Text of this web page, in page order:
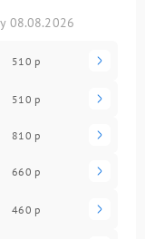
08.08.2026
510 р
510 р
810 р
660 р
460 р